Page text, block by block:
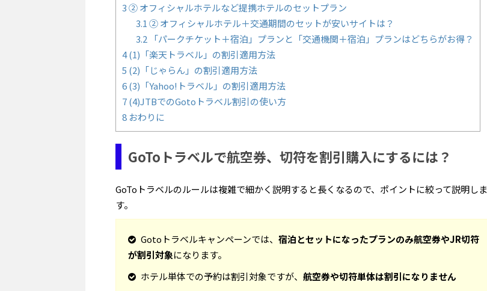
3② オフィシャルホテルなど提携ホテルのセットプラン
3.1 ② オフィシャルホテル＋交通期間のセットが安いサイトは？
3.2 「パークチケット＋宿泊」プランと「交通機関＋宿泊」プランはどちらがお得？
4(1)「楽天トラベル」の割引適用方法
5 (2)「じゃらん」の割引適用方法
6(3)「Yahoo!トラベル」の割引適用方法
7(4)JTBでのGotoトラベル割引の使い方
8 おわりに
GoToトラベルで航空券、切符を割引購入にするには？
GoToトラベルのルールは複雑で細かく説明すると長くなるので、ポイントに絞って説明しま
す。
Gotoトラベルキャンペーンでは、 宿泊とセットになったプランのみ航空券やJR切符
が割引対象になります。
ホテル単体での予約は割引対象ですが、 航空券や切符単体は割引になりません